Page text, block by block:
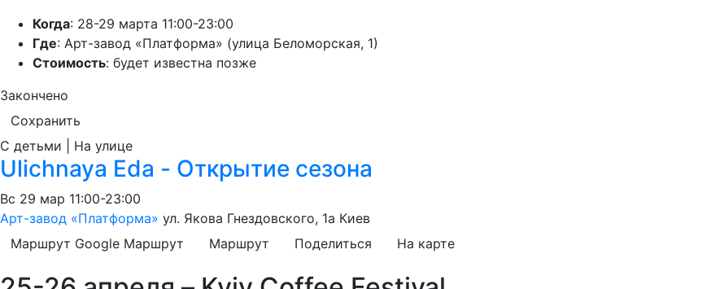
Когда: 28-29 марта 11:00-23:00
Где: Арт-завод «Платформа» (улица Беломорская, 1)
Стоимость: будет известна позже
Закончено
Сохранить
С детьми | На улице
Ulichnaya Eda - Открытие сезона
Вс 29 мар 11:00-23:00
Арт-завод «Платформа» ул. Якова Гнездовского, 1а Киев
Маршрут Google Маршрут Маршрут Поделиться На карте